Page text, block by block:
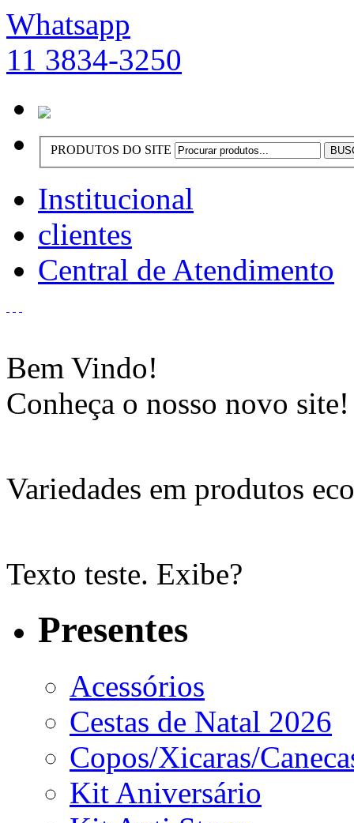
Whatsapp
11 3834-3250
PRODUTOS DO SITE
Institucional
clientes
Central de Atendimento
Bem Vindo!
Conheça o nosso novo site!
Variedades em produtos
Texto teste. Exibe?
Presentes
Acessórios
Cestas de Natal 2026
Copos/Xicaras/
Kit Aniversário